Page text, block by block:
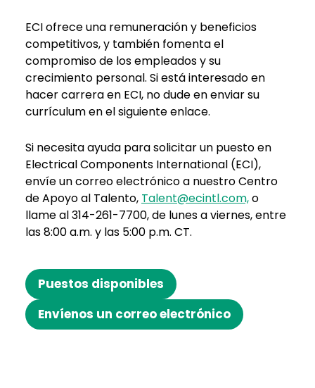
ECI ofrece una remuneración y beneficios
competitivos, y también fomenta el
compromiso de los empleados y su
crecimiento personal. Si está interesado en
hacer carrera en ECI, no dude en enviar su
currículum en el siguiente enlace.
Si necesita ayuda para solicitar un puesto en
Electrical Components International (ECI),
envíe un correo electrónico a nuestro Centro
de Apoyo al Talento, Talent@ecintl.com,o
llame al 314-261-7700, de lunes a viernes, entre
las 8:00 a.m. y las 5:00 p.m. CT.
Puestos disponibles
Envíenos un correo electrónico